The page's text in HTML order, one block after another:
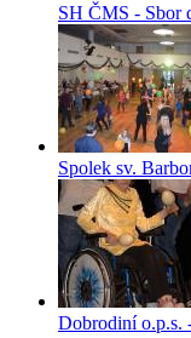
SH ČMS - Sbor
Spolek sv.
Dobrodiní o.p.s.